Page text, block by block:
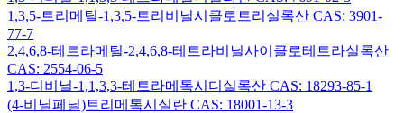
1,3,5-트리메틸-1,3,5-트리비닐시클로트리실록산 CAS: 3901-
77-7
2,4,6,8-테트라메틸-2,4,6,8-테트라비닐사이클로테트라실록산
CAS: 2554-06-5
1,3-디비닐-1,1,3,3-테트라메톡시디실록산 CAS: 18293-85-1
(4-비닐페닐)트리메톡시실란 CAS: 18001-13-3